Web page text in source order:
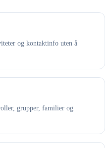
og kontaktinfo uten å
grupper, familier og